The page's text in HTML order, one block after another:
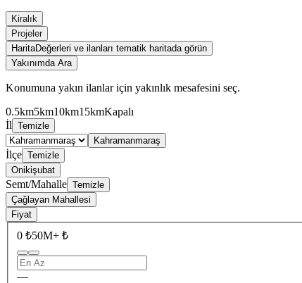
Kiralık
Projeler
HaritaDeğerleri ve ilanları tematik haritada görün
Yakınımda Ara
Konumuna yakın ilanlar için yakınlık mesafesini seç.
0.5km5km10km15kmKapalı
İl Temizle
Kahramanmaraş
İlçe Temizle
Onikişubat
Semt/Mahalle Temizle
Çağlayan Mahallesi
Fiyat
0 ₺50M+ ₺
—